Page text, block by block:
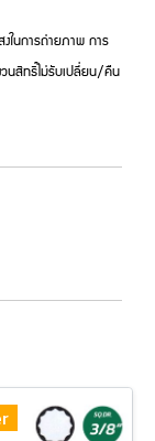
ในการถ่ายภาพ การ
วนสิทธิ์ไม่รับเปลี่ยน/คืน